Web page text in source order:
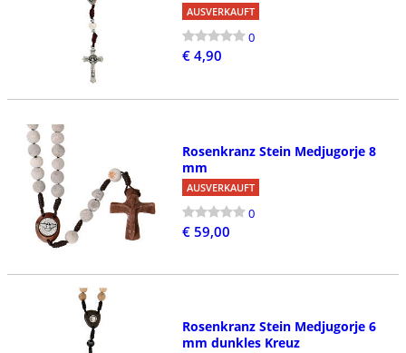
AUSVERKAUFT
0
€ 4,90
Rosenkranz Stein Medjugorje 8
mm
AUSVERKAUFT
0
€ 59,00
Rosenkranz Stein Medjugorje 6
mm dunkles Kreuz